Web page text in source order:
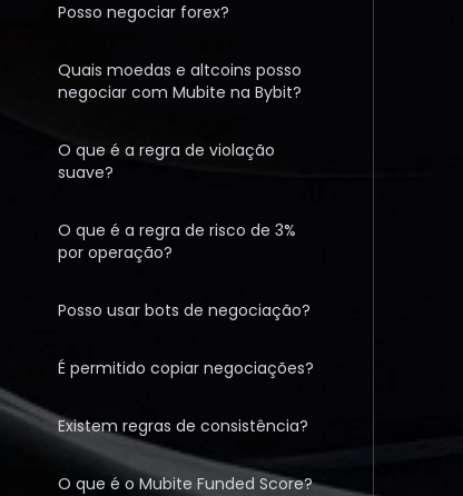
Posso negociar forex?
Quais moedas e altcoins posso
negociar com Mubite na Bybit?
O que é a regra de violação
suave?
O que é a regra de risco de 3%
por operação?
Posso usar bots de negociação?
É permitido copiar negociações?
Existem regras de consistência?
O que é o Mubite Funded Score?